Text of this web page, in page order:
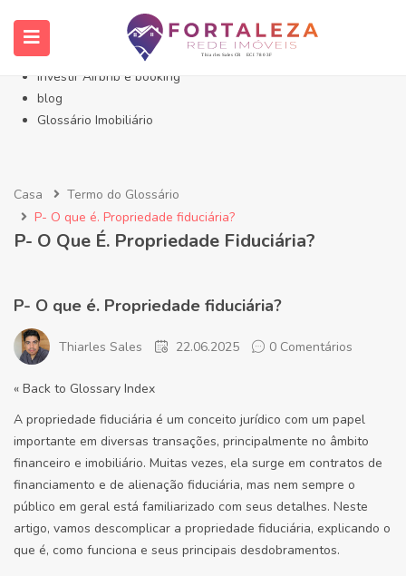
Início- Imóveis Fortaleza Eusébio
Imóveis em Fortaleza
Imóveis no Eusébio
Investir Airbnb e booking
blog
Glossário Imobiliário
Casa
Termo do Glossário
P- O que é. Propriedade fiduciária?
P- O Que É. Propriedade Fiduciária?
P- O que é. Propriedade fiduciária?
Thiarles Sales 22.06.2025 0 Comentários
« Back to Glossary Index
A propriedade fiduciária é um conceito jurídico com um papel
importante em diversas transações, principalmente no âmbito
financeiro e imobiliário. Muitas vezes, ela surge em contratos de
financiamento e de alienação fiduciária, mas nem sempre o
público em geral está familiarizado com seus detalhes. Neste
artigo, vamos descomplicar a propriedade fiduciária, explicando o
que é, como funciona e seus principais desdobramentos.